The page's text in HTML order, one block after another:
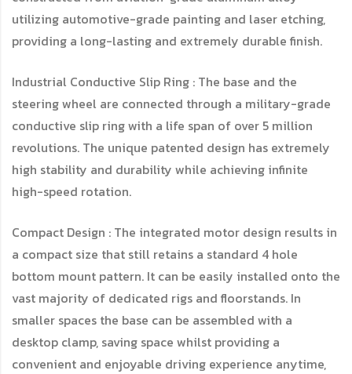
utilizing automotive-grade painting and laser etching,
providing a long-lasting and extremely durable finish.
Industrial Conductive Slip Ring : The base and the
steering wheel are connected through a military-grade
conductive slip ring with a life span of over 5 million
revolutions. The unique patented design has extremely
high stability and durability while achieving infinite
high-speed rotation.
Compact Design : The integrated motor design results in
a compact size that still retains a standard 4 hole
bottom mount pattern. It can be easily installed onto the
vast majority of dedicated rigs and floorstands. In
smaller spaces the base can be assembled with a
desktop clamp, saving space whilst providing a
convenient and enjoyable driving experience anytime,